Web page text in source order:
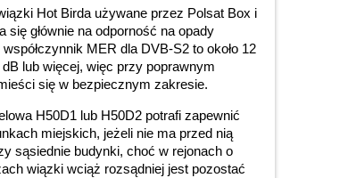
Hot Birda używane przez Polsat Box i
się głównie na odporność na opady
MER dla DVB-S2 to około 12
lub więcej, więc przy poprawnym
się w bezpiecznym zakresie.
H50D1 lub H50D2 potrafi zapewnić
miejskich, jeżeli nie ma przed nią
sąsiednie budynki, choć w rejonach o
wiązki wciąż rozsądniej jest pozostać